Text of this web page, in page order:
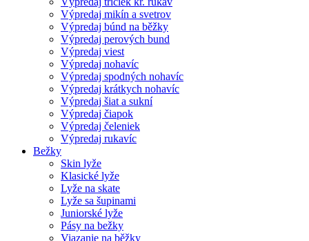
Výpredaj mikín a svetrov
Výpredaj búnd na běžky
Výpredaj perových bund
Výpredaj viest
Výpredaj nohavíc
Výpredaj spodných nohavíc
Výpredaj krátkych nohavíc
Výpredaj šiat a sukní
Výpredaj čiapok
Výpredaj čeleniek
Výpredaj rukavíc
Bežky
Skin lyže
Klasické lyže
Lyže na skate
Lyže sa šupinami
Juniorské lyže
Pásy na bežky
Viazanie na běžky